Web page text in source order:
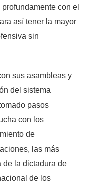
con el
así tener la mayor
sin
sus asambleas y
del sistema
pasos
con los
de
las más
de la dictadura de
de los